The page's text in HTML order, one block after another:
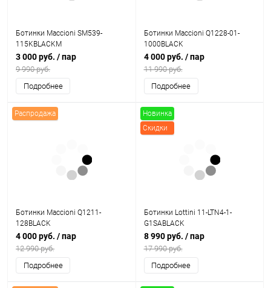
Ботинки Maccioni SM539-
115KBLACKM
3 000 руб. / пар
9 990 руб.
Подробнее
Ботинки Maccioni Q1228-01-
1000BLACK
4 000 руб. / пар
11 990 руб.
Подробнее
Распродажа
Ботинки Maccioni Q1211-
128BLACK
4 000 руб. / пар
12 990 руб.
Подробнее
Новинка
Скидки
Ботинки Lottini 11-LTN4-1-
G1SABLACK
8 990 руб. / пар
17 990 руб.
Подробнее